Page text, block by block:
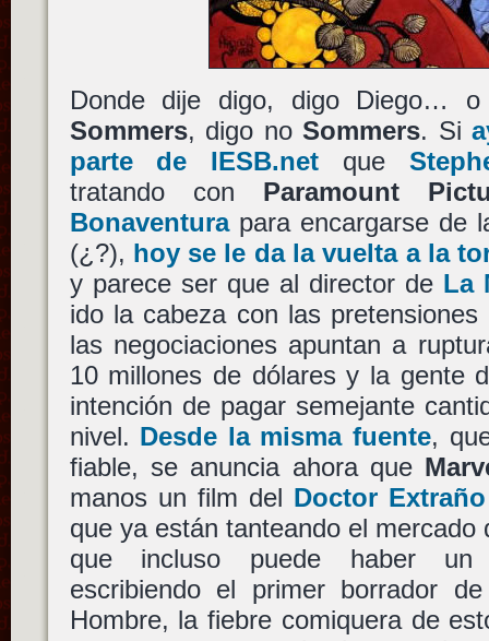
Donde dije digo, digo Diego…
Sommers, digo noSommers. Si
parte de IESB.net que
tratando con Paramount
Bonaventurapara encargarse de
(¿?), hoy se le da la vuelta a la
y parece ser que al director de La
ido la cabeza con las
las negociaciones apuntan a
10 millones de dólares y la gente
intención de pagar semejante
nivel. Desde la misma fuente,
fiable, se anuncia ahora que
manos un film del Doctor Extraño
que ya están tanteando el mercado
que incluso puede haber un
escribiendo el primer borrador
Hombre, la fiebre comiquera de